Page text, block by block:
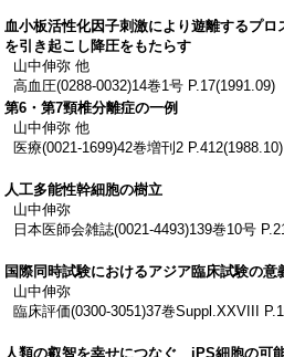
血小板活性化因子刺激により遊離するプ
を引き起こし降圧をもたらす
山中伸弥 他
高血圧(0288-0032)14巻1号 P.17(1991.09)
第6・第7頸椎分離症の一例
山中伸弥 他
医療(0021-1699)42巻増刊2 P.412(1988.10)
人工多能性幹細胞の樹立
山中伸弥
日本医師会雑誌(0021-4493)139巻10号
国際同時試験におけるアジア臨床試験の
山中伸弥
臨床評価(0300-3051)37巻Suppl.XXVIII
人類の叡智を幸せにつなぐ iPS細胞の可